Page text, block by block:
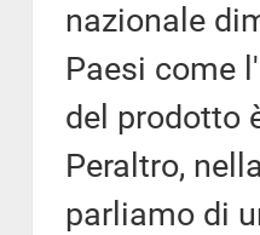
nazionale
Paesi come
del prodotto
Peraltro,
parliamo di